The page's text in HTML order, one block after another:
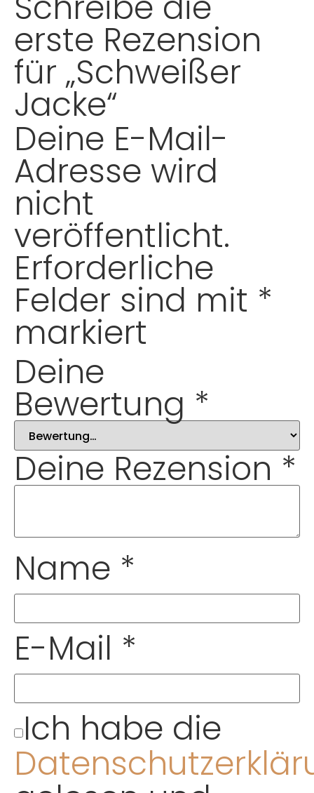
erste Rezension
für „Schweißer
Jacke“
Deine E-Mail-
Adresse wird
nicht
veröffentlicht.
Erforderliche
Felder sind mit *
markiert
Deine
Bewertung *
Deine Rezension *
Name *
E-Mail *
Ich habe die